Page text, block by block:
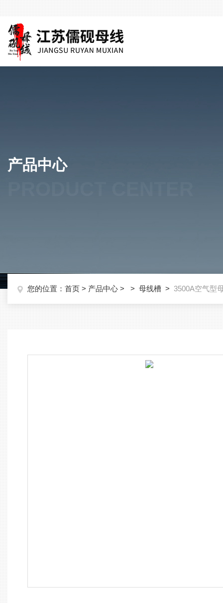
产品中心
您的位置： 首页 > 产品中心 > > 母线槽 > 3500A空气型